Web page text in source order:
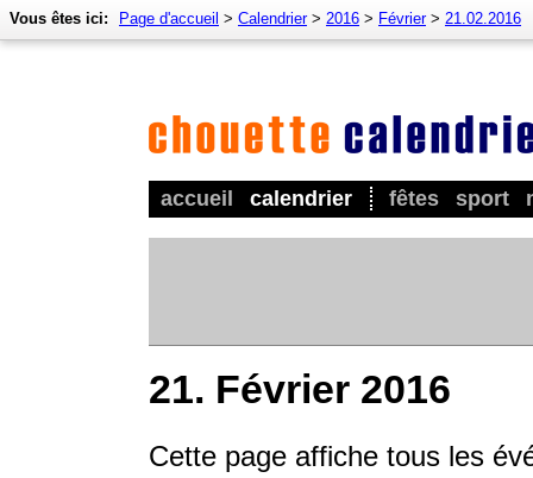
accueil calendrier fêtes sport
Vous êtes ici: Page d'accueil > Calendrier> 2016 > Février> 21.02.2016
21. Février 2016
Cette page affiche tous les